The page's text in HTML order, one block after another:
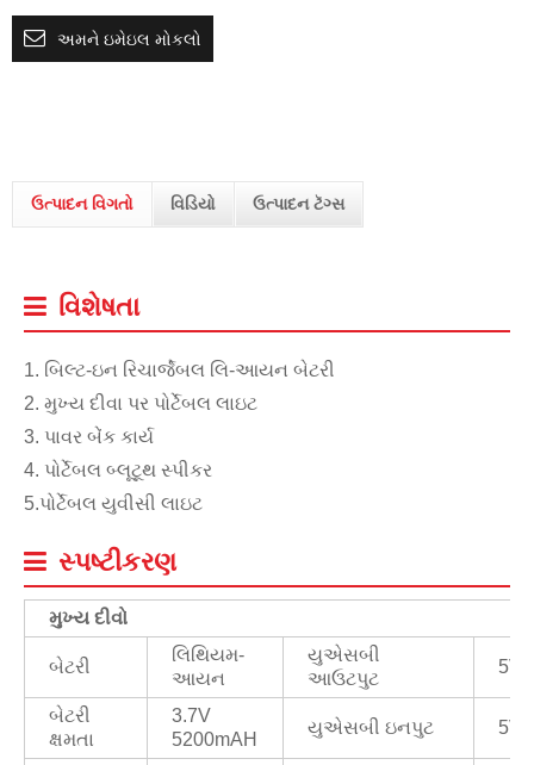
અમને ઇમેઇલ મોકલો
ઉત્પાદન વિગતો વિડિયો ઉત્પાદન ટૅગ્સ
વિશેષતા
1. બિલ્ટ-ઇન રિચાર્જેબલ લિ-આયન બેટરી
2. મુખ્ય દીવા પર પોર્ટેબલ લાઇટ
3. પાવર બેંક કાર્ય
4. પોર્ટેબલ બ્લૂટૂથ સ્પીકર
5.પોર્ટેબલ યુવીસી લાઇટ
સ્પષ્ટીકરણ
મુખ્ય દીવો
બેટરી
લિથિયમ-
આયન
યુએસબી
આઉટપુટ
5V/
બેટરી
ક્ષમતા
3.7V
5200mAH
યુએસબી ઇનપુટ 5V/